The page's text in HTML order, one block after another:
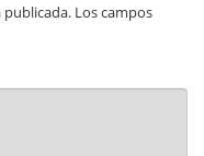
publicada. Los campos